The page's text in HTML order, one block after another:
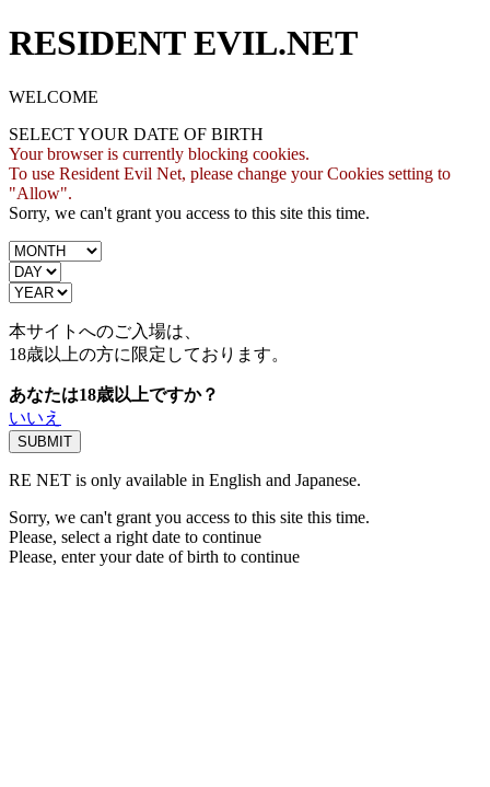
RESIDENT EVIL.NET
WELCOME
SELECT YOUR DATE OF BIRTH
Your browser is currently blocking cookies.
To use Resident Evil Net, please change your Cookies setting to
"Allow".
Sorry, we can't grant you access to this site this time.
本サイトへのご入場は、
18歳以上の方に限定しております。
あなたは18歳以上ですか？
いいえ
RE NET is only available in English and Japanese.
Sorry, we can't grant you access to this site this time.
Please, select a right date to continue
Please, enter your date of birth to continue